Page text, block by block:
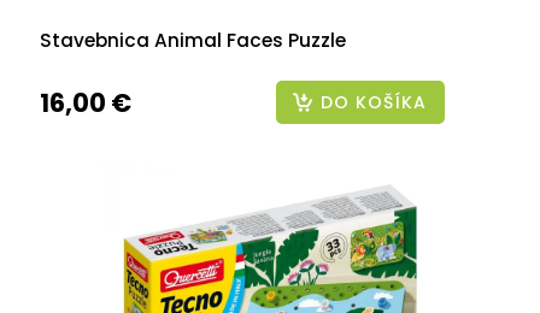
Stavebnica Animal Faces Puzzle
16,00 € DO KOŠÍKA